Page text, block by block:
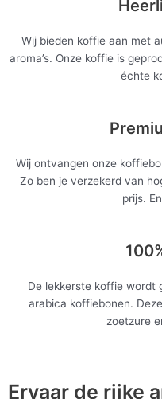
Wij bieden koffie aan met
aroma’s. Onze koffie is
échte
Wij ontvangen onze
Zo ben je verzekerd van
prijs.
De lekkerste koffie wordt
arabica koffiebonen.
zoetzure
Ervaar de rijke